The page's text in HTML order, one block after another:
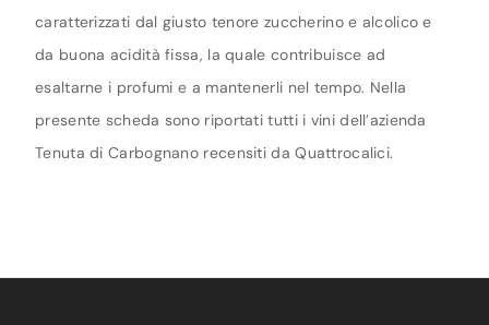
caratterizzati dal giusto tenore zuccherino e alcolico e
da buona acidità fissa, la quale contribuisce ad
esaltarne i profumi e a mantenerli nel tempo. Nella
presente scheda sono riportati tutti i vini dell’azienda
Tenuta di Carbognano recensiti da Quattrocalici.